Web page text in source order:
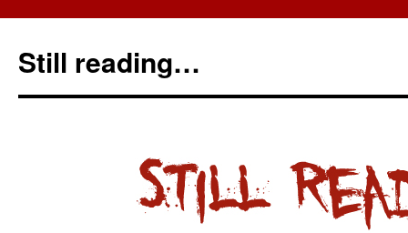
Still reading…